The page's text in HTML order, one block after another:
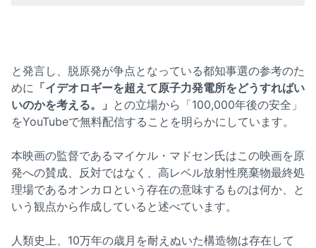
と発言し、脱原発が争点となっている都知事選の参考のた
めに 「イデオロギーを超えて原子力発電所をどうすればい
いのかを考える。」 との立場から「100,000年後の安全」
をYouTubeで無料配信することを明らかにしています。
本映画の監督であるマイケル・マドセン氏はこの映画を原
発への賛成、反対ではなく、高レベル放射性廃棄物最終処
理場であるオンカロという存在の意味するものは何か、と
いう観点から作成していると述べています。
人類史上、10万年の歳月を耐えぬいた構造物は存在して